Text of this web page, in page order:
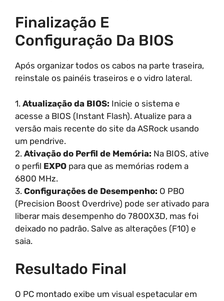
Finalização E
Configuração Da BIOS
Após organizar todos os cabos na parte traseira,
reinstale os painéis traseiros e o vidro lateral.
1. Atualização da BIOS: Inicie o sistema e
acesse a BIOS (Instant Flash). Atualize para a
versão mais recente do site da ASRock usando
um pendrive.
2. Ativação do Perfil de Memória: Na BIOS, ative
o perfil EXPO para que as memórias rodem a
6800 MHz.
3. Configurações de Desempenho: O PBO
(Precision Boost Overdrive) pode ser ativado para
liberar mais desempenho do 7800X3D, mas foi
deixado no padrão. Salve as alterações (F10) e
saia.
Resultado Final
O PC montado exibe um visual espetacular em